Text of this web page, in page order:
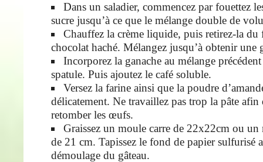
Dans un saladier, commencez par fouettez
sucre jusqu’à ce que le mélange double de
Chauffez la crème liquide, puis retirez-la du
chocolat haché. Mélangez jusqu’à obtenir une
Incorporez la ganache au mélange précédent
spatule. Puis ajoutez le café soluble.
Versez la farine ainsi que la poudre
délicatement. Ne travaillez pas trop la pâte afin
retomber les œufs.
Graissez un moule carre de 22x22cm ou un
de 21 cm. Tapissez le fond de papier sulfurisé
démoulage du gâteau.